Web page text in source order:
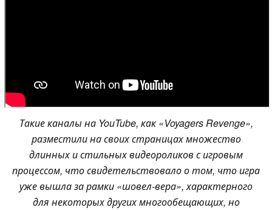
Такие каналы на YouTube, как «Voyagers Revenge»,
разместили на своих страницах множество
длинных и стильных видеороликов с игровым
процессом, что свидетельствовало о том, что игра
уже вышла за рамки «шовел-вера», характерного
для некоторых других многообещающих, но